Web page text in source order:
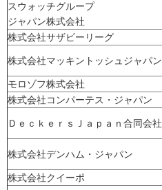
スウォッチグループ
ジャパン株式会社
株式会社サザビーリーグ
株式会社マッキントッシュジャパン
モロゾフ株式会社
株式会社コンパーテス・ジャパン
ＤｅｃｋｅｒｓＪａｐａｎ合同会社
株式会社デンハム・ジャパン
株式会社クイーポ